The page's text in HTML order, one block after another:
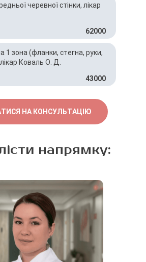
черевної стінки, лікар
62000
1 зона (фланки, стегна, руки,
Коваль О. Д.
43000
НА КОНСУЛЬТАЦІЮ
напрямку: